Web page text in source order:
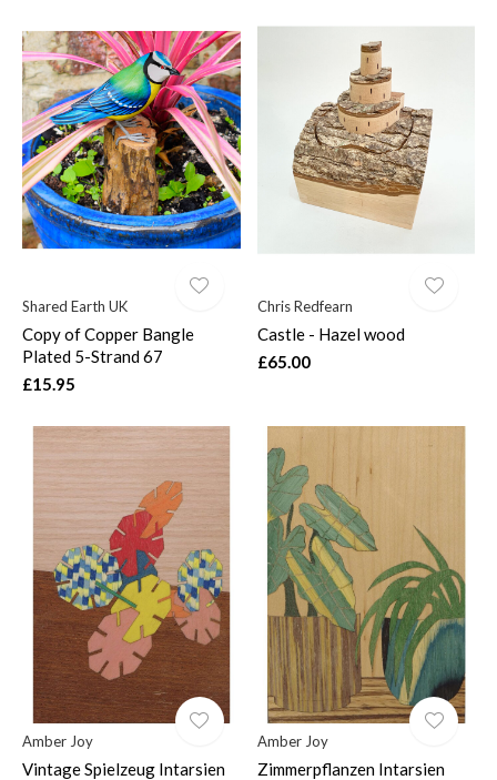
Shared Earth UK
Copy of Copper Bangle
Plated 5-Strand 67
£15.95
Chris Redfearn
Castle - Hazel wood
£65.00
Amber Joy
Vintage Spielzeug Intarsien
Amber Joy
Zimmerpflanzen Intarsien